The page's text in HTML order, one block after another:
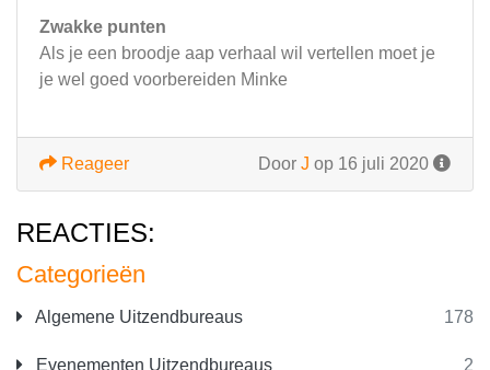
Categorieën
Algemene Uitzendbureaus 178
Evenementen Uitzendbureaus 2
Zwakke punten
Als je een broodje aap verhaal wil vertellen moet je
je wel goed voorbereiden Minke
Door J op 16 juli 2020
Reageer
REACTIES: